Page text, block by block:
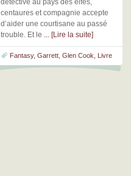
détective au pays des elfes,
centaures et compagnie accepte
d’aider une courtisane au passé
trouble. Et le ... [Lire la suite]
Fantasy, Garrett Glen Cook Livre